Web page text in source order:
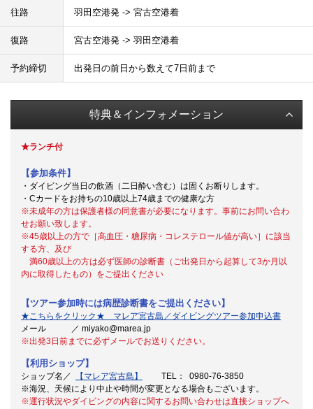
往路 羽田空港発 -> 宮古空港着
復路 宮古空港発 -> 羽田空港着
予約締切 出発日の前日から数えて7日前まで
特典＆インフォメーション
★ランチ付
【参加条件】
・ダイビング当日の飲酒（二日酔い含む）は固くお断りします。
・Cカードをお持ちの10歳以上74歳までの健康な方
※未成年の方は保護者様の同意書が必要になります。事前にお問い合わ
せお願い致します。
※45歳以上の方で［高血圧・糖尿病・コレステロール値が高い］に該当
する方、及び
満60歳以上の方は必ず医師の診断書（ご出発日から起算して3か月以
内に取得したもの）をご提出ください
【ツアー参加時には病歴診断書をご提出ください】
★こちらをクリック★ マレア宮古島／ダイビングツアー参加申込書
メール ／ miyako@marea.jp
※出発3日前までに必ずメールでお送りください。
【利用ショップ】
ショップ名／ 【マレア宮古島】
TEL： 0980-76-3850
※海況、天候により中止や時間が変更となる場合もございます。
※運行状況やダイビングの内容に関するお問い合わせは直接ショップへ